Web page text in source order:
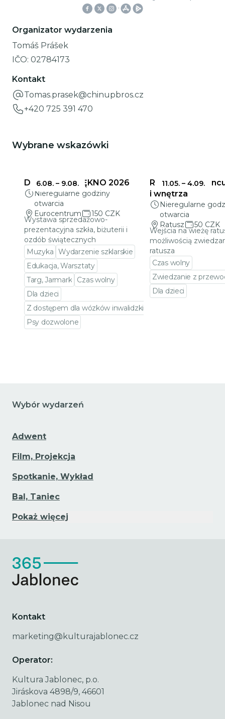
Organizator wydarzenia
Tomáš Prášek
IČO: 02784173
Kontakt
Tomas.prasek@chinupbros.cz
+420 725 391 470
Wybrane wskazówki
6.08. – 9.08.
DELIKATNE PIĘKNO 2026
Nieregularne godziny
otwarcia
Eurocentrum
150 CZK
Wystawa sprzedażowo-
prezentacyjna szkła, biżuterii i
ozdób świątecznych
Muzyka Wydarzenie szklarskie
Edukacja, Warsztaty
Targ, Jarmark
Czas wolny
Dla dzieci
Z dostępem dla wózków inwalidzkich
Psy dozwolone
11.05. – 4.09.
Ratusz w
i wnętrza
Nieregularne
otwarcia
Ratusz
50 CZK
Wejścia na wieżę
możliwością
ratusza
Czas wolny
Zwiedzanie z
Dla dzieci
Wybór wydarzeń
Adwent
Film, Projekcja
Spotkanie, Wykład
Bal, Taniec
Pokaż więcej
Kontakt
marketing@kulturajablonec.cz
Operator:
Kultura Jablonec, p.o.
Jiráskova 4898/9, 46601
Jablonec nad Nisou